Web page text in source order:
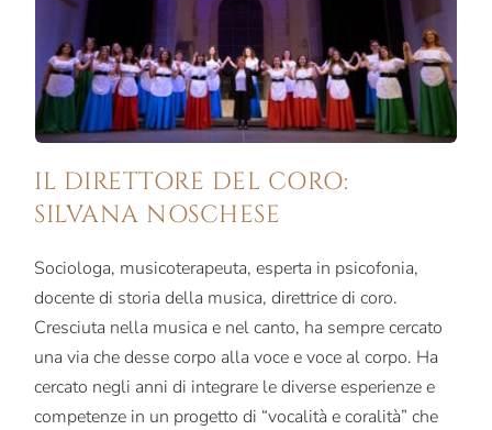
IL DIRETTORE DEL CORO:
SILVANA NOSCHESE
Sociologa, musicoterapeuta, esperta in psicofonia,
docente di storia della musica, direttrice di coro.
Cresciuta nella musica e nel canto, ha sempre cercato
una via che desse corpo alla voce e voce al corpo. Ha
cercato negli anni di integrare le diverse esperienze e
competenze in un progetto di “vocalità e coralità” che